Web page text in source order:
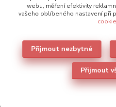
Původ zboží
webu, měření efektivity
vašeho oblíbeného nastavení při
Přijmout nezbytné
Přijmout